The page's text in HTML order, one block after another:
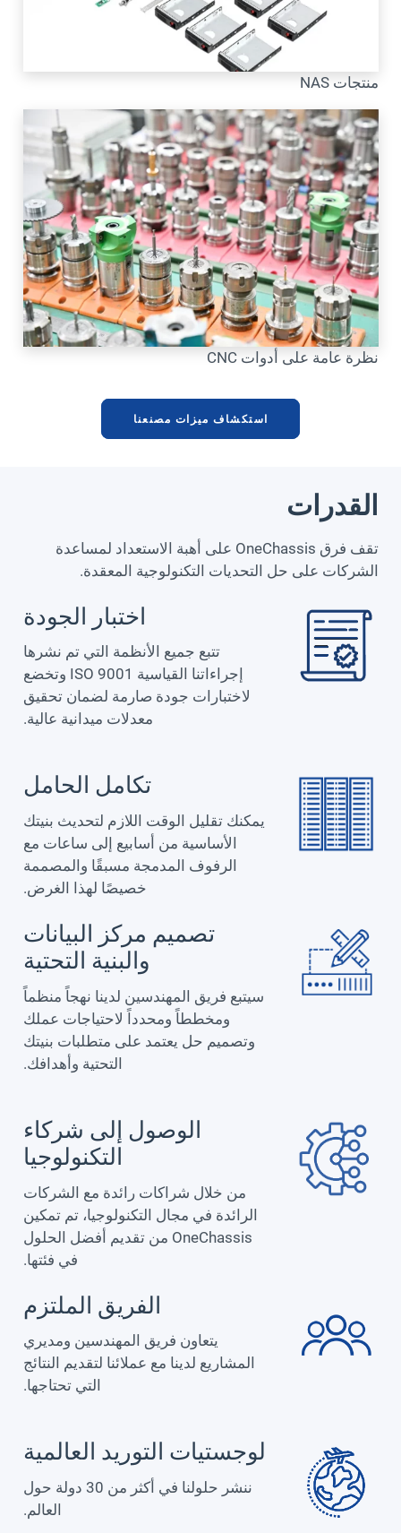
منتجات NAS
نظرة عامة على أدوات CNC
استكشاف ميزات مصنعنا
القدرات
تقف فرق OneChassis على أهبة الاستعداد لمساعدة
الشركات على حل التحديات التكنولوجية المعقدة.
اختبار الجودة
تتبع جميع الأنظمة التي تم نشرها
إجراءاتنا القياسية ISO 9001 وتخضع
لاختبارات جودة صارمة لضمان تحقيق
معدلات ميدانية عالية.
تكامل الحامل
يمكنك تقليل الوقت اللازم لتحديث بنيتك
الأساسية من أسابيع إلى ساعات مع
الرفوف المدمجة مسبقًا والمصممة
خصيصًا لهذا الغرض.
تصميم مركز البيانات
والبنية التحتية
سيتبع فريق المهندسين لدينا نهجاً منظماً
ومخططاً ومحدداً لاحتياجات عملك
وتصميم حل يعتمد على متطلبات بنيتك
التحتية وأهدافك.
الوصول إلى شركاء
التكنولوجيا
من خلال شراكات رائدة مع الشركات
الرائدة في مجال التكنولوجيا، تم تمكين
OneChassis من تقديم أفضل الحلول
في فئتها.
الفريق الملتزم
يتعاون فريق المهندسين ومديري
المشاريع لدينا مع عملائنا لتقديم النتائج
التي تحتاجها.
لوجستيات التوريد العالمية
ننشر حلولنا في أكثر من 30 دولة حول
العالم.